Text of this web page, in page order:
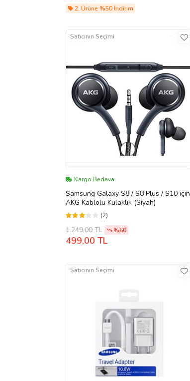
2. Ürüne %50 İndirim
Satıcının Seçimi
Kargo Bedava
Samsung Galaxy S8 / S8 Plus / S10 için
AKG Kablolu Kulaklık (Siyah)
(2)
1.249,00 TL %60
499,00 TL
Satıcının Seçimi